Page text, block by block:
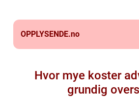
OPPLYSENDE.no
Hvor mye koster
grundig